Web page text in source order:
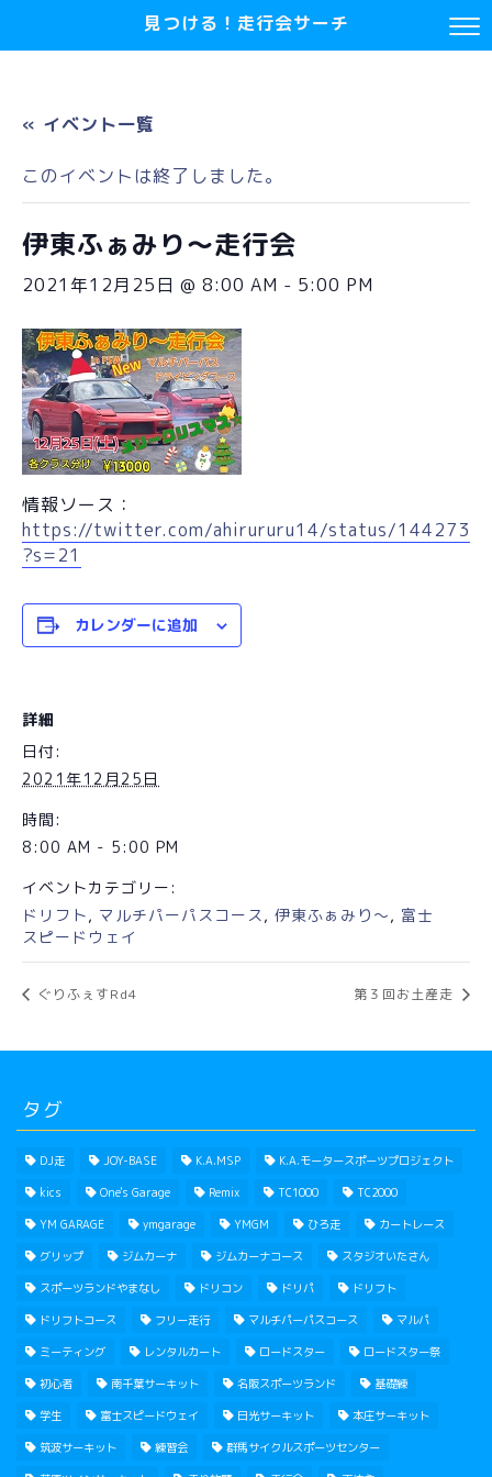
見つける！走行会サーチ
« イベント一覧
このイベントは終了しました。
伊東ふぁみり～走行会
2021年12月25日 @ 8:00 AM - 5:00 PM
情報ソース：
https://twitter.com/ahirururu14/status/
?s=21
カレンダーに追加
詳細
日付:
2021年12月25日
時間:
8:00 AM - 5:00 PM
イベントカテゴリー:
ドリフト, マルチパーパスコース, 伊東ふぁみり～, 富士
スピードウェイ
ぐりふぇすRd4 第３回お土産走
タグ
DJ走 JOY-BASE K.A.MSP K.A.モータースポーツプロジェクト
kics One's Garage Remix TC1000 TC2000
YM GARAGE ymgarage YMGM ひろ走 カートレース
グリップ ジムカーナ ジムカーナコース スタジオいたさん
スポーツランドやまなし ドリコン ドリパ ドリフト
ドリフトコース フリー走行 マルチパーパスコース マルパ
ミーティング レンタルカート ロードスター ロードスター祭
初心者 南千葉サーキット 名阪スポーツランド 基礎練
学生 富士スピードウェイ 日光サーキット 本庄サーキット
筑波サーキット 練習会 群馬サイクルスポーツセンター